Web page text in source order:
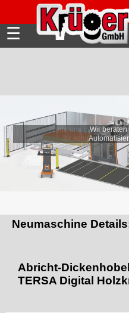
☰
Wir
Neumaschine
Abricht-
TERSA Digital